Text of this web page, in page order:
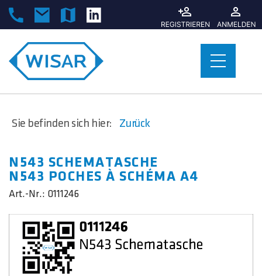
Sie befinden sich hier: Zurück
N543 SCHEMATASCHE
N543
POCHES À SCHÉMA A4
Art.-Nr.: 0111246